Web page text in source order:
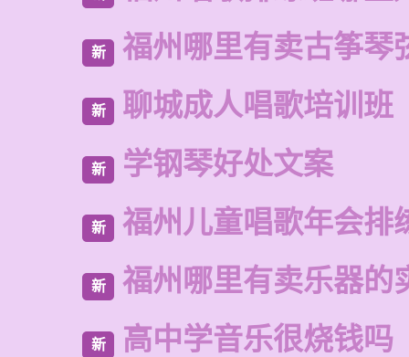
新 福州哪里有卖古筝琴
新 聊城成人唱歌培训班
新 学钢琴好处文案
新 福州儿童唱歌年会排
新 福州哪里有卖乐器的
新 高中学音乐很烧钱吗